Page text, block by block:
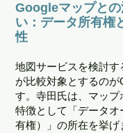
Googleマップと
い：データ所有権
性
地図サービスを検討す
が比較対象とするのが
す。寺田氏は、マッ
特徴として「データ
有権）」の所在を挙げ